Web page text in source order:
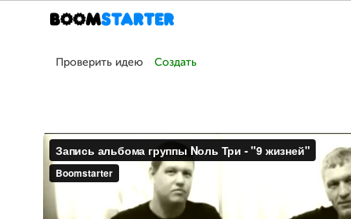
Проверить идею Создать